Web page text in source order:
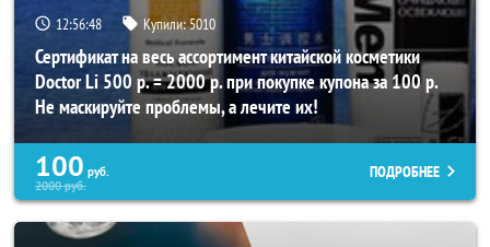
12:56:44 Купили:5010
Сертификат на весь ассортимент китайской косметики
Doctor Li 500 р. = 2000 р. при покупке купона за 100 р.
Не маскируйте проблемы, а лечите их!
100 руб.
2000руб.
ПОДРОБНЕЕ